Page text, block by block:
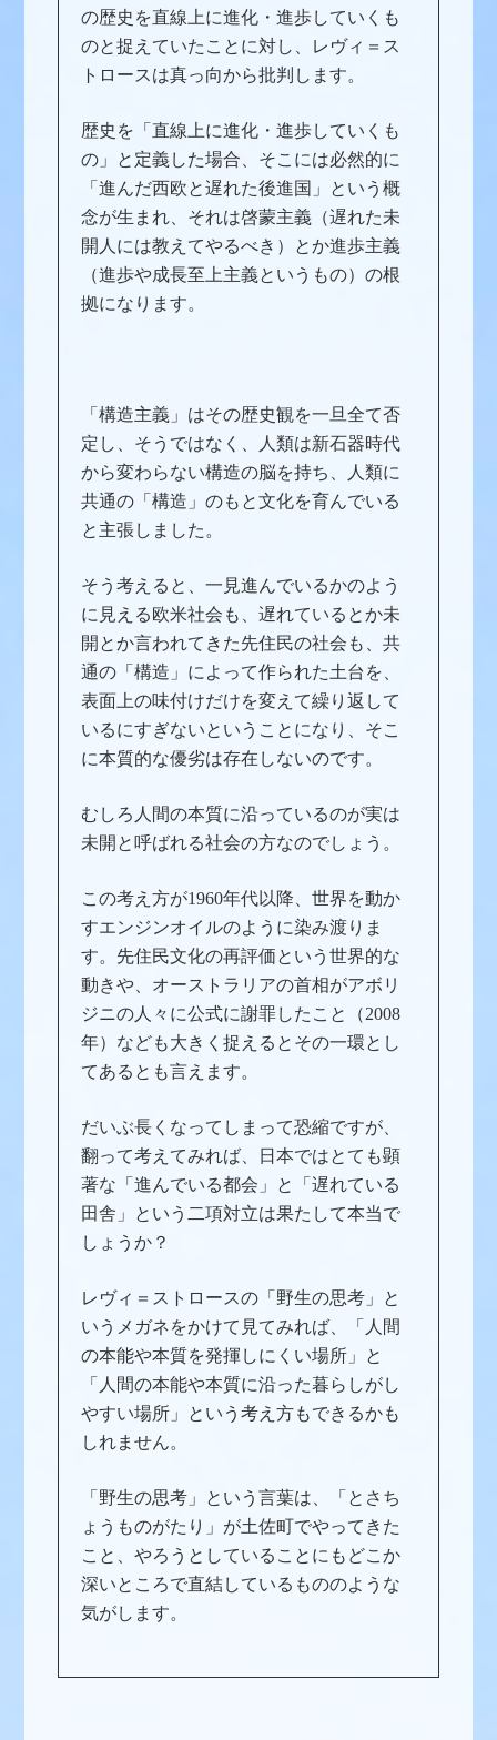
の歴史を直線上に進化・進歩していくも
のと捉えていたことに対し、レヴィ＝ス
トロースは真っ向から批判します。
歴史を「直線上に進化・進歩していくも
の」と定義した場合、そこには必然的に
「進んだ西欧と遅れた後進国」という概
念が生まれ、それは啓蒙主義（遅れた未
開人には教えてやるべき）とか進歩主義
（進歩や成長至上主義というもの）の根
拠になります。
「構造主義」はその歴史観を一旦全て否
定し、そうではなく、人類は新石器時代
から変わらない構造の脳を持ち、人類に
共通の「構造」のもと文化を育んでいる
と主張しました。
そう考えると、一見進んでいるかのよう
に見える欧米社会も、遅れているとか未
開とか言われてきた先住民の社会も、共
通の「構造」によって作られた土台を、
表面上の味付けだけを変えて繰り返して
いるにすぎないということになり、そこ
に本質的な優劣は存在しないのです。
むしろ人間の本質に沿っているのが実は
未開と呼ばれる社会の方なのでしょう。
この考え方が1960年代以降、世界を動か
すエンジンオイルのように染み渡りま
す。先住民文化の再評価という世界的な
動きや、オーストラリアの首相がアボリ
ジニの人々に公式に謝罪したこと（2008
年）なども大きく捉えるとその一環とし
てあるとも言えます。
だいぶ長くなってしまって恐縮ですが、
翻って考えてみれば、日本ではとても顕
著な「進んでいる都会」と「遅れている
田舎」という二項対立は果たして本当で
しょうか？
レヴィ＝ストロースの「野生の思考」と
いうメガネをかけて見てみれば、「人間
の本能や本質を発揮しにくい場所」と
「人間の本能や本質に沿った暮らしがし
やすい場所」という考え方もできるかも
しれません。
「野生の思考」という言葉は、「とさち
ょうものがたり」が土佐町でやってきた
こと、やろうとしていることにもどこか
深いところで直結しているもののような
気がします。